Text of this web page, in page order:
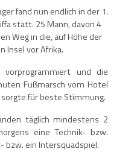
fand nun endlich in der 1.
statt. 25 Mann, davon 4
Weg in die, auf Höhe der
Insel vor Afrika.
und die
Fußmarsch vom Hotel
für beste Stimmung.
täglich mindestens 2
eine Technik- bzw.
bzw. ein Intersquadspiel.